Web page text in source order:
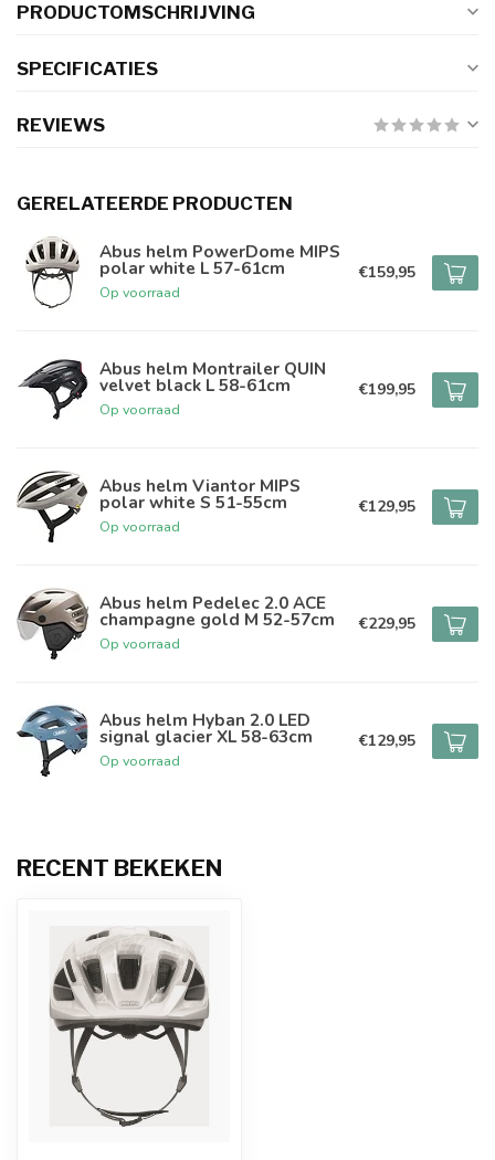
PRODUCTOMSCHRIJVING
SPECIFICATIES
REVIEWS
GERELATEERDE PRODUCTEN
Abus helm PowerDome MIPS
polar white L 57-61cm
Op voorraad
€159,95
Abus helm Montrailer QUIN
velvet black L 58-61cm
Op voorraad
€199,95
Abus helm Viantor MIPS
polar white S 51-55cm
Op voorraad
€129,95
Abus helm Pedelec 2.0 ACE
champagne gold M 52-57cm
Op voorraad
€229,95
Abus helm Hyban 2.0 LED
signal glacier XL 58-63cm
Op voorraad
€129,95
RECENT BEKEKEN